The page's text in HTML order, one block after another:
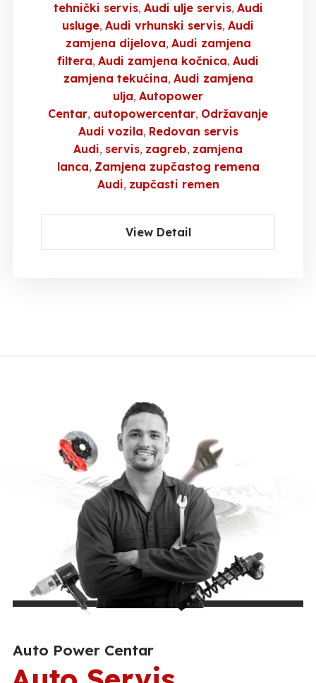
tehnički servis Audi ulje servis Audi
usluge Audi vrhunski servis Audi
zamjena dijelova Audi zamjena
filtera Audi zamjena kočnica Audi
zamjena tekućina Audi zamjena
ulja Autopower
Centar autopowercentar Održavanje
Audi vozila Redovan servis
Audi servis zagreb zamjena
lanca Zamjena zupčastog remena
Audi zupčasti remen
View Detail
Auto Power Centar